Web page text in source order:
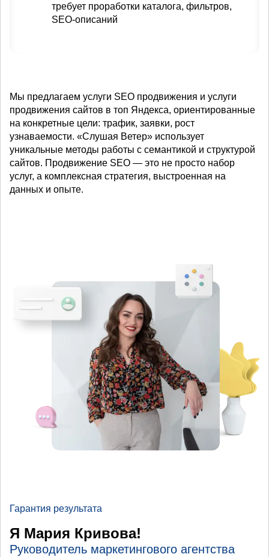
требует проработки каталога, фильтров,
SEO-описаний
Мы предлагаем услуги SEO продвижения и услуги
продвижения сайтов в топ Яндекса, ориентированные
на конкретные цели: трафик, заявки, рост
узнаваемости. «Слушая Ветер» использует
уникальные методы работы с семантикой и структурой
сайтов. Продвижение SEO — это не просто набор
услуг, а комплексная стратегия, выстроенная на
данных и опыте.
Гарантия результата
Я Мария Кривова!
Руководитель маркетингового агентства